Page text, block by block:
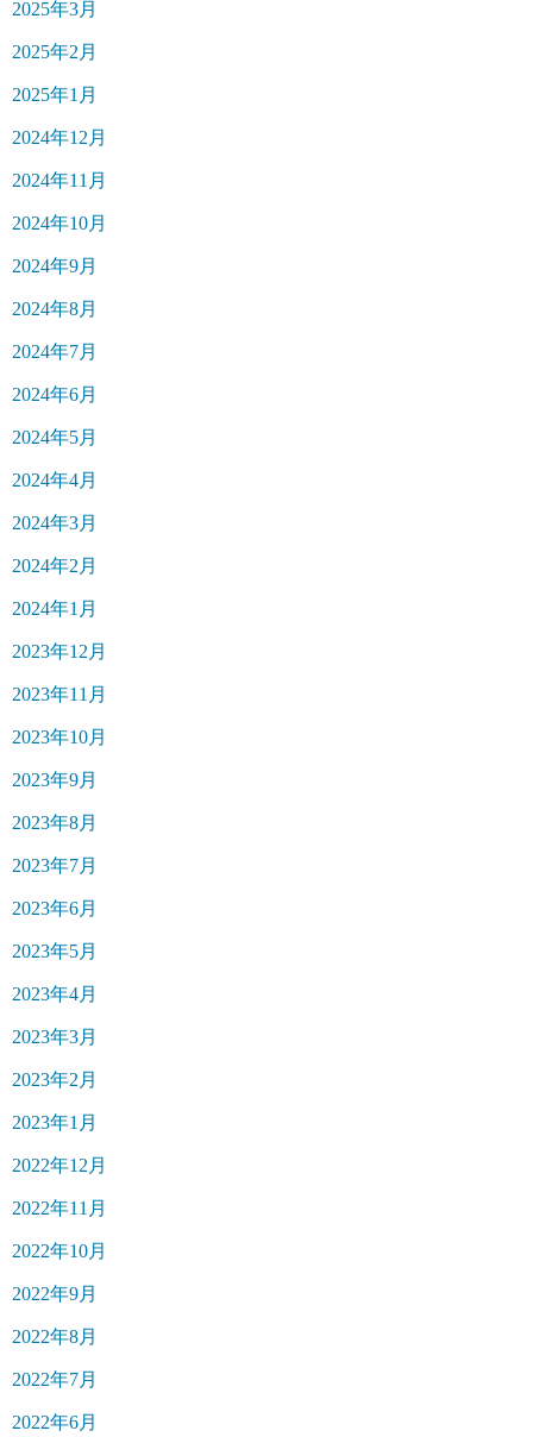
2025年3月
2025年2月
2025年1月
2024年12月
2024年11月
2024年10月
2024年9月
2024年8月
2024年7月
2024年6月
2024年5月
2024年4月
2024年3月
2024年2月
2024年1月
2023年12月
2023年11月
2023年10月
2023年9月
2023年8月
2023年7月
2023年6月
2023年5月
2023年4月
2023年3月
2023年2月
2023年1月
2022年12月
2022年11月
2022年10月
2022年9月
2022年8月
2022年7月
2022年6月